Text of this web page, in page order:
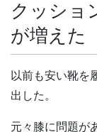
クッショ
が増えた
以前も安い靴を
出した。
元々膝に問題が